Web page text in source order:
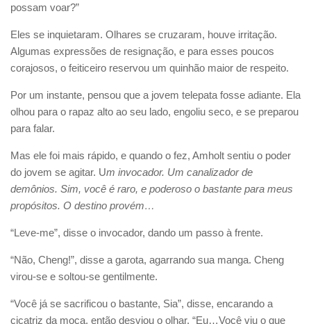
possam voar?”
Eles se inquietaram. Olhares se cruzaram, houve irritação.
Algumas expressões de resignação, e para esses poucos
corajosos, o feiticeiro reservou um quinhão maior de respeito.
Por um instante, pensou que a jovem telepata fosse adiante. Ela
olhou para o rapaz alto ao seu lado, engoliu seco, e se preparou
para falar.
Mas ele foi mais rápido, e quando o fez, Amholt sentiu o poder
do jovem se agitar. Um invocador. Um canalizador de
demônios. Sim, você é raro, e poderoso o bastante para meus
propósitos. O destino provém…
“Leve-me”, disse o invocador, dando um passo à frente.
“Não, Cheng!”, disse a garota, agarrando sua manga. Cheng
virou-se e soltou-se gentilmente.
“Você já se sacrificou o bastante, Sia”, disse, encarando a
cicatriz da moça, então desviou o olhar. “Eu…Você viu o que